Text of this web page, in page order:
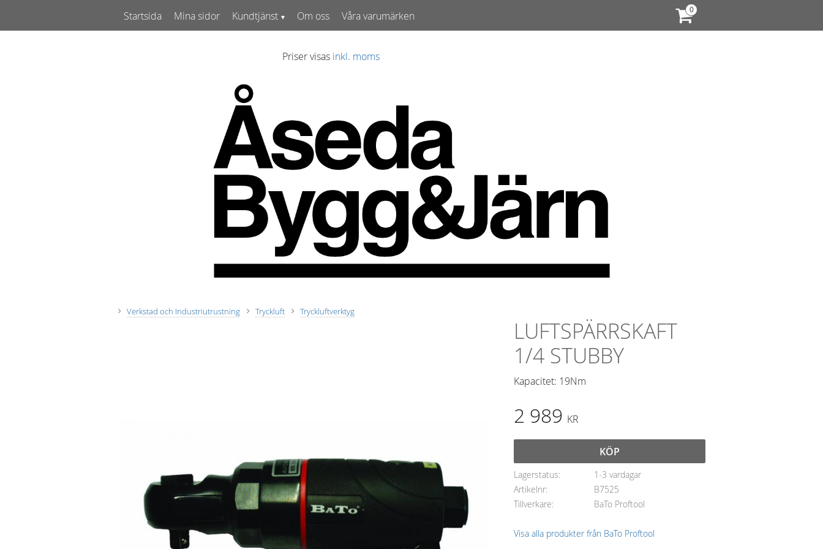
Priser visas inkl. moms
Startsida Mina sidor Kundtjänst Om oss Våra varumärken
Verkstad och Industriutrustning Tryckluft Tryckluftverktyg
LUFTSPÄRRSKAFT
1/4 STUBBY
Kapacitet: 19Nm
2 989 KR
KÖP
Lagerstatus
1-3 vardagar
Artikelnr
B7525
Tillverkare
BaTo Proftool
Visa alla produkter från BaTo Proftool